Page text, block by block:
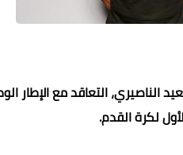
الناصيري، التعاقد مع الإطار
لكرة القدم.